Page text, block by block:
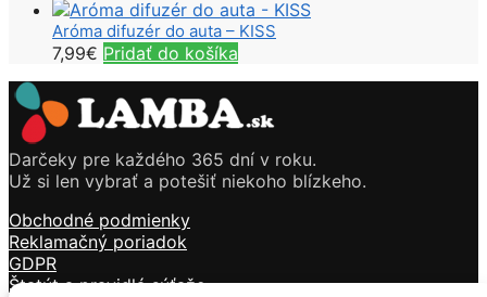
Aróma difuzér do auta – KISS
7,99€ Pridať do košíka
Darčeky pre každého 365 dní v roku.
Už si len vybrať a potešiť niekoho blízkeho.
Obchodné podmienky
Reklamačný poriadok
GDPR
Štatút a pravidlá súťaže